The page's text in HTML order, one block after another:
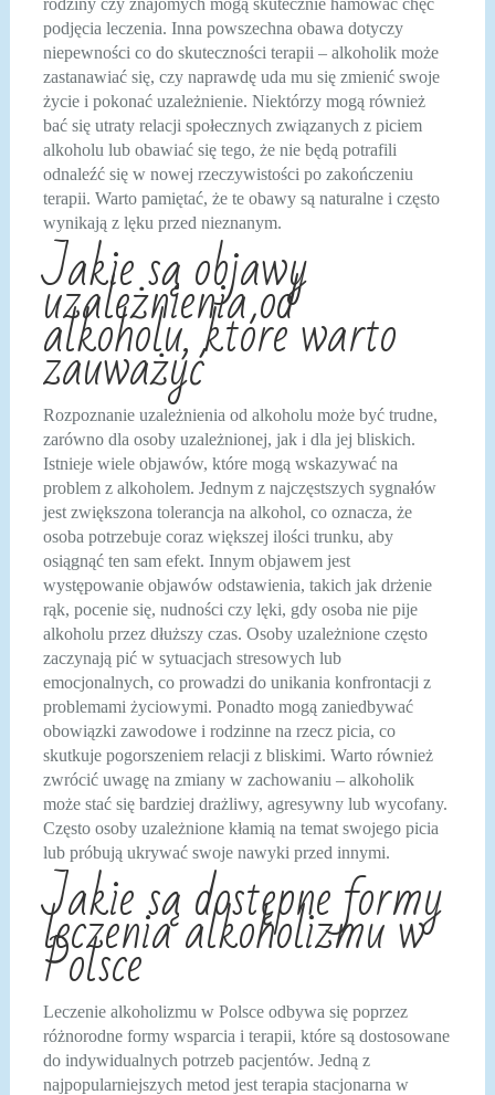
podjęcia leczenia. Inna powszechna obawa dotyczy
niepewności co do skuteczności terapii – alkoholik może
zastanawiać się, czy naprawdę uda mu się zmienić swoje
życie i pokonać uzależnienie. Niektórzy mogą również
bać się utraty relacji społecznych związanych z piciem
alkoholu lub obawiać się tego, że nie będą potrafili
odnaleźć się w nowej rzeczywistości po zakończeniu
terapii. Warto pamiętać, że te obawy są naturalne i często
wynikają z lęku przed nieznanym.
Jakie są objawy
uzależnienia od
alkoholu, które warto
zauważyć
Rozpoznanie uzależnienia od alkoholu może być trudne,
zarówno dla osoby uzależnionej, jak i dla jej bliskich.
Istnieje wiele objawów, które mogą wskazywać na
problem z alkoholem. Jednym z najczęstszych sygnałów
jest zwiększona tolerancja na alkohol, co oznacza, że
osoba potrzebuje coraz większej ilości trunku, aby
osiągnąć ten sam efekt. Innym objawem jest
występowanie objawów odstawienia, takich jak drżenie
rąk, pocenie się, nudności czy lęki, gdy osoba nie pije
alkoholu przez dłuższy czas. Osoby uzależnione często
zaczynają pić w sytuacjach stresowych lub
emocjonalnych, co prowadzi do unikania konfrontacji z
problemami życiowymi. Ponadto mogą zaniedbywać
obowiązki zawodowe i rodzinne na rzecz picia, co
skutkuje pogorszeniem relacji z bliskimi. Warto również
zwrócić uwagę na zmiany w zachowaniu – alkoholik
może stać się bardziej drażliwy, agresywny lub wycofany.
Często osoby uzależnione kłamią na temat swojego picia
lub próbują ukrywać swoje nawyki przed innymi.
Jakie są dostępne formy
leczenia alkoholizmu w
Polsce
Leczenie alkoholizmu w Polsce odbywa się poprzez
różnorodne formy wsparcia i terapii, które są dostosowane
do indywidualnych potrzeb pacjentów. Jedną z
najpopularniejszych metod jest terapia stacjonarna w